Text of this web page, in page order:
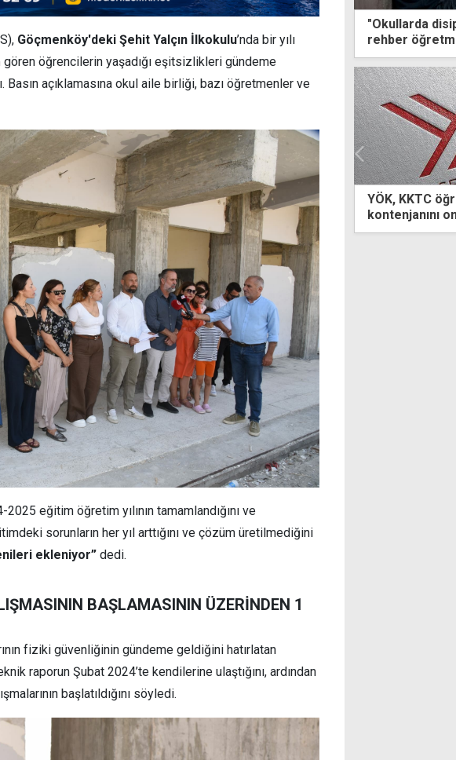
Göçmenköy'deki Şehit Yalçın İlkokulu’nda bir yılı
gören öğrencilerin yaşadığı eşitsizlikleri gündeme
Basın açıklamasına okul aile birliği, bazı öğretmenler ve
2025 eğitim öğretim yılının tamamlandığını ve
sorunların her yıl arttığını ve çözüm üretilmediğini
ekleniyor” dedi.
BAŞLAMASININ ÜZERİNDEN 1
fiziki güvenliğinin gündeme geldiğini hatırlatan
raporun Şubat 2024’te kendilerine ulaştığını, ardından
başlatıldığını söyledi.
"Okullarda
rehber
geliniyor"
YÖK, KKTC öğrencileri için 655 üniversite
kontenjanını onayladı
Dr. Suat
Eyüpoğlu